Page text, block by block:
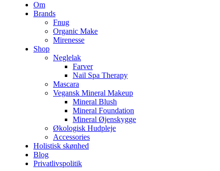
Om
Brands
Fnug
Organic Make
Mirenesse
Shop
Neglelak
Farver
Nail Spa Therapy
Mascara
Vegansk Mineral Makeup
Mineral Blush
Mineral Foundation
Mineral Øjenskygge
Økologisk Hudpleje
Accessories
Holistisk skønhed
Blog
Privatlivspolitik